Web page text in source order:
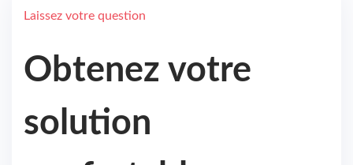
Laissez votre question
Obtenez votre
solution